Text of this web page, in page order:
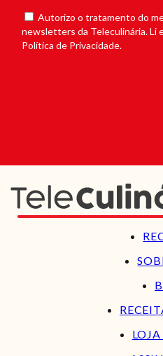
Autorizo o tratamento do
newsletters da Teleculinária. Li
Política de Privacidade.